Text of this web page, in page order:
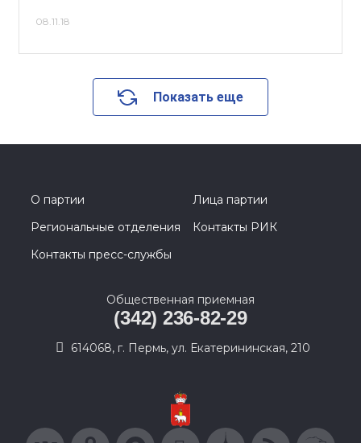
08.11.18
Показать еще
О партии
Лица партии
Региональные отделения
Контакты РИК
Контакты пресс-службы
Общественная приемная
(342) 236-82-29
614068, г. Пермь, ул. Екатерининская, 210